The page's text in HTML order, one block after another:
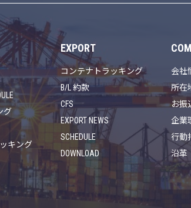
グ
キング
EXPORT
コンテナトラッキング
B/L 約款
CFS
EXPORT NEWS
SCHEDULE
DOWNLOAD
会社
所在
お振
企業
行動
沿革